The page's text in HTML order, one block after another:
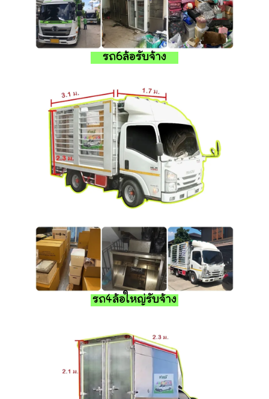
รถ6ล้อรับจ้าง
รถ4ล้อใหญ่รับจ้าง